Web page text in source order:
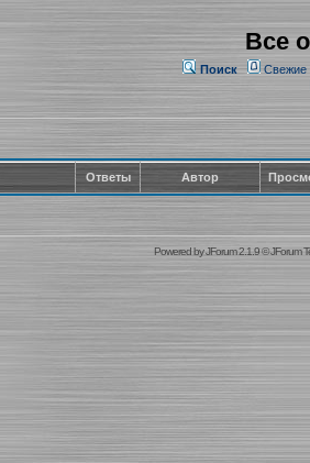
Все
Поиск Свежие
Ответы Автор
Powered byJForum 2.1.9©JForum